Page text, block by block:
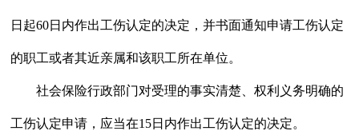
日起60日内作出工伤认定的决定，并书面通知申请工伤认定
的职工或者其近亲属和该职工所在单位。
社会保险行政部门对受理的事实清楚、权利义务明确的
工伤认定申请，应当在15日内作出工伤认定的决定。